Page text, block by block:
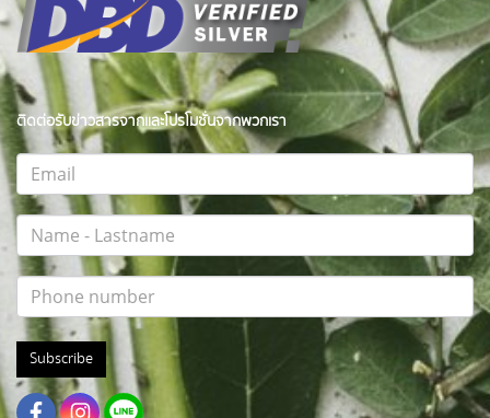
ติดต่อรับข่าวสารจากและโปรโมชั่นจากพวกเรา
Subscribe